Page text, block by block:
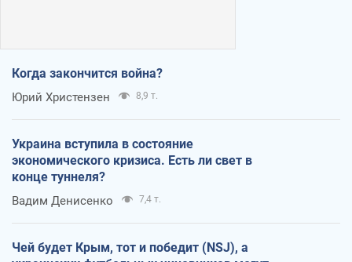
Когда закончится война?
Юрий Христензен 8,9 т.
Украина вступила в состояние
экономического кризиса. Есть ли свет в
конце туннеля?
Вадим Денисенко 7,4 т.
Чей будет Крым, тот и победит (NSJ), а